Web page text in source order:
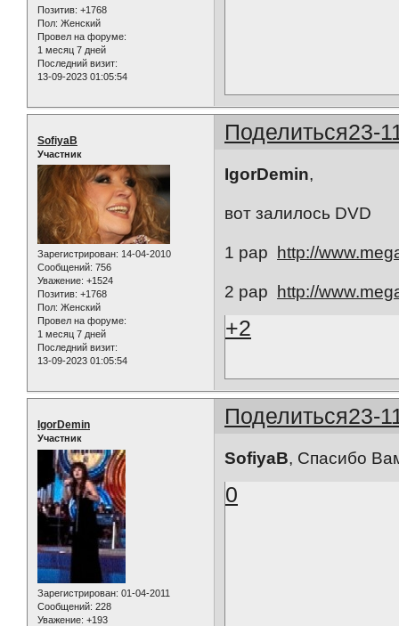
Позитив: +1768
Пол: Женский
Провел на форуме:
1 месяц 7 дней
Последний визит:
13-09-2023 01:05:54
Поделиться23-
SofiyaB
Участник
Зарегистрирован: 14-04-2010
Сообщений: 756
Уважение: +1524
Позитив: +1768
Пол: Женский
Провел на форуме:
1 месяц 7 дней
Последний визит:
13-09-2023 01:05:54
IgorDemin,
вот залилось DVD
1 рар http://
2 рар http://
+2
Поделиться23-
IgorDemin
Участник
Зарегистрирован: 01-04-2011
Сообщений: 228
Уважение: +193
SofiyaB, Спасибо
0